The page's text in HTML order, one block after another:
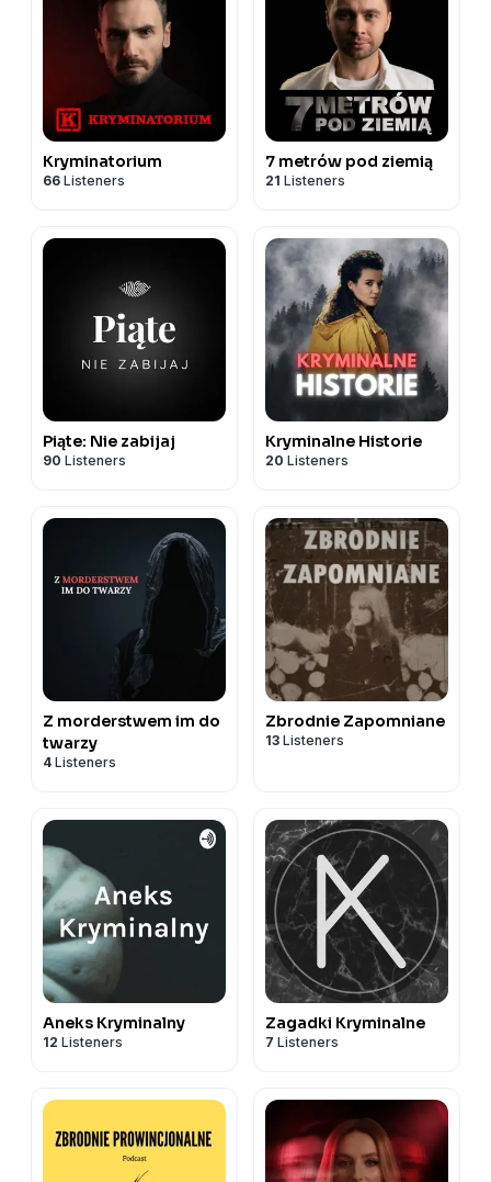
Kryminatorium
66 Listeners
7 metrów pod ziemią
21 Listeners
Piąte: Nie zabijaj
90 Listeners
Kryminalne Historie
20 Listeners
Z morderstwem im do
twarzy
4 Listeners
Zbrodnie Zapomniane
13 Listeners
Aneks Kryminalny
12 Listeners
Zagadki Kryminalne
7 Listeners